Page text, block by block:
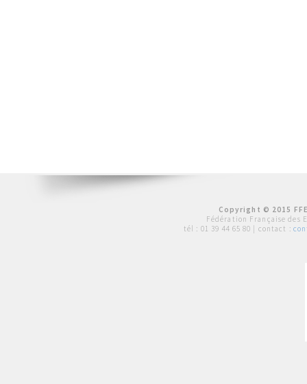
Copyright © 2015
Fédération Française des
tél : 01 39 44 65 80 | contact :